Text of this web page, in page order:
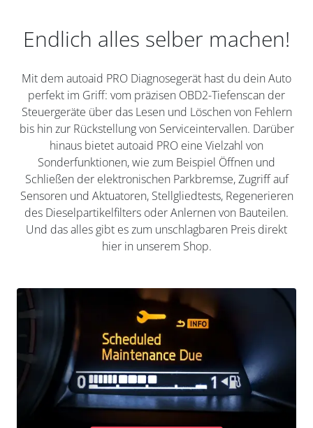
Endlich alles selber machen!
Mit dem autoaid PRO Diagnosegerät hast du dein Auto
perfekt im Griff: vom präzisen OBD2-Tiefenscan der
Steuergeräte über das Lesen und Löschen von Fehlern
bis hin zur Rückstellung von Serviceintervallen. Darüber
hinaus bietet autoaid PRO eine Vielzahl von
Sonderfunktionen, wie zum Beispiel Öffnen und
Schließen der elektronischen Parkbremse, Zugriff auf
Sensoren und Aktuatoren, Stellgliedtests, Regenerieren
des Dieselpartikelfilters oder Anlernen von Bauteilen.
Und das alles gibt es zum unschlagbaren Preis direkt
hier in unserem Shop.